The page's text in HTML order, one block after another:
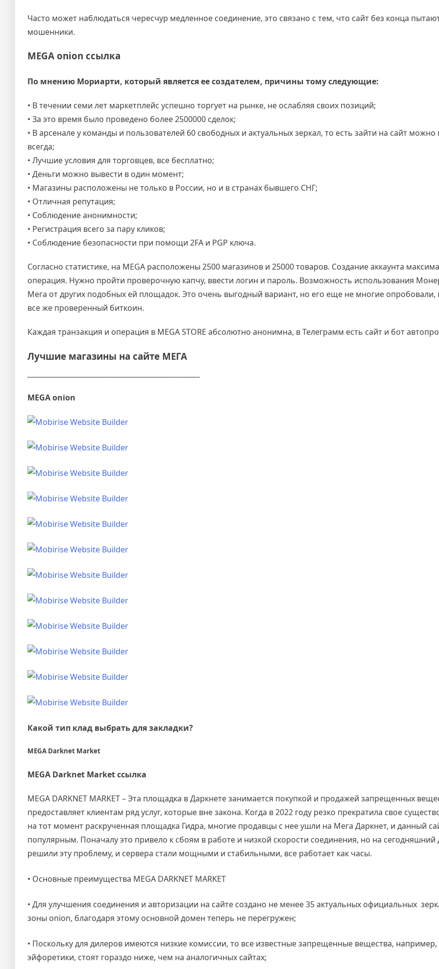
Часто может наблюдаться чересчур медленное соединение, это связано с тем, что сайт без конца
мошенники.
MEGA onion ссылка
По мнению Мориарти, который является ее создателем, причины тому следующие:
• В течении семи лет маркетплейс успешно торгует на рынке, не ослабляя своих позиций;
• За это время было проведено более 2500000 сделок;
• В арсенале у команды и пользователей 60 свободных и актуальных зеркал, то есть зайти на сайт можно
всегда;
• Лучшие условия для торговцев, все бесплатно;
• Деньги можно вывести в один момент;
• Магазины расположены не только в России, но и в странах бывшего СНГ;
• Отличная репутация;
• Соблюдение анонимности;
• Регистрация всего за пару кликов;
• Соблюдение безопасности при помощи 2FA и PGP ключа.
Согласно статистике, на MEGA расположены 2500 магазинов и 25000 товаров. Создание аккаунта
операция. Нужно пройти проверочную капчу, ввести логин и пароль. Возможность использования
Мега от других подобных ей площадок. Это очень выгодный вариант, но его еще не многие опробовали,
все же проверенный биткоин.
Каждая транзакция и операция в MEGA STORE абсолютно анонимна, в Телеграмм есть сайт и бот
Лучшие магазины на сайте МЕГА
MEGA onion
Какой тип клад выбрать для закладки?
MEGA Darknet Market
MEGA Darknet Market ссылка
MEGA DARKNET MARKET – Эта площадка в Даркнете занимается покупкой и продажей запрещенных
предоставляет клиентам ряд услуг, которые вне закона. Когда в 2022 году резко прекратила свое
на тот момент раскрученная площадка Гидра, многие продавцы с нее ушли на Мега Даркнет, и данный
популярным. Поначалу это привело к сбоям в работе и низкой скорости соединения, но на
решили эту проблему, и сервера стали мощными и стабильными, все работает как часы.
• Основные преимущества MEGA DARKNET MARKET
• Для улучшения соединения и авторизации на сайте создано не менее 35 актуальных официальных
зоны onion, благодаря этому основной домен теперь не перегружен;
• Поскольку для дилеров имеются низкие комиссии, то все известные запрещенные вещества,
эйфоретики, стоят гораздо ниже, чем на аналогичных сайтах;